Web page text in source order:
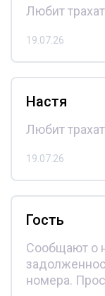
Любит
19.07.26
Настя
Любит
19.07.26
Гость
Сообщают о
номера.